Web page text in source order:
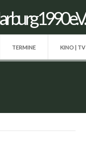
TERMINE KINO | TV